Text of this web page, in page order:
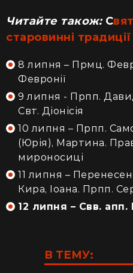
Читайте також: С
старовинні
8 липня – Прмц.
Февронії
9 липня - Прпп.
Свт. Діонісія
10 липня – Прпп.
(Юрія), Мартина.
мироносиці
11 липня –
Кира, Іоана. Прпп.
12 липня – Свв. апп.
В ТЕМУ: